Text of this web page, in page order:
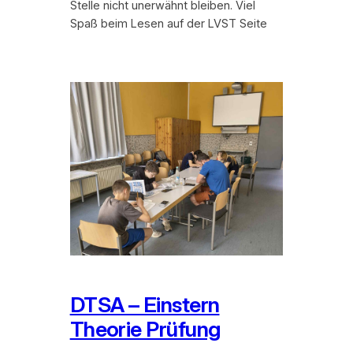
Stelle nicht unerwähnt bleiben. Viel
Spaß beim Lesen auf der LVST Seite
DTSA – Einstern
Theorie Prüfung